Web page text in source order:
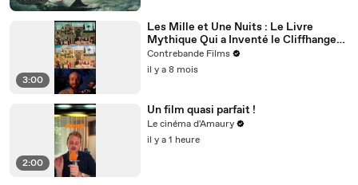
3:00
Les Mille et Une Nuits : Le Livre
Mythique Qui a Inventé le Cliffhanger
et le Binge-Watching Avant Netflix
Contrebande Films
il y a 8 mois
2:00
Un film quasi parfait !
Le cinéma d'Amaury
il y a 1 heure